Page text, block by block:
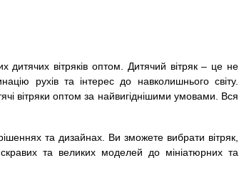
дитячих вітряків оптом. Дитячий вітряк – це не
рухів та інтерес до навколишнього світу.
вітряки оптом за найвигіднішими умовами. Вся
та дизайнах. Ви зможете вибрати вітряк,
та великих моделей до мініатюрних та